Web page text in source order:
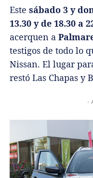
Este sábado 3 y
13.30 y de 18.30 a
acerquen a
testigos de todo lo
Nissan. El lugar
restó Las Chapas y
-